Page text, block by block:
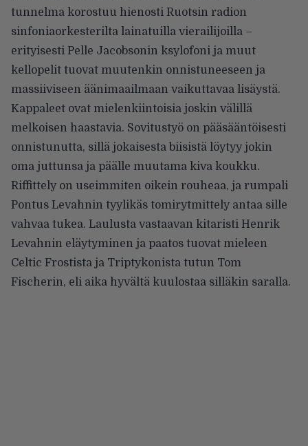
tunnelma korostuu hienosti Ruotsin radion
sinfoniaorkesterilta lainatuilla vierailijoilla –
erityisesti Pelle Jacobsonin ksylofoni ja muut
kellopelit tuovat muutenkin onnistuneeseen ja
massiiviseen äänimaailmaan vaikuttavaa lisäystä.
Kappaleet ovat mielenkiintoisia joskin välillä
melkoisen haastavia. Sovitustyö on pääsääntöisesti
onnistunutta, sillä jokaisesta biisistä löytyy jokin
oma juttunsa ja päälle muutama kiva koukku.
Riffittely on useimmiten oikein rouheaa, ja rumpali
Pontus Levahnin tyylikäs tomirytmittely antaa sille
vahvaa tukea. Laulusta vastaavan kitaristi Henrik
Levahnin eläytyminen ja paatos tuovat mieleen
Celtic Frostista ja Triptykonista tutun Tom
Fischerin, eli aika hyvältä kuulostaa silläkin saralla.